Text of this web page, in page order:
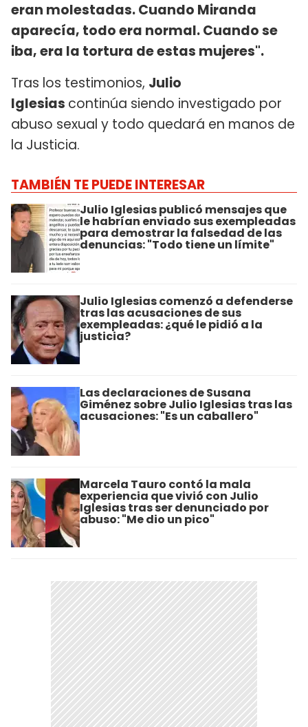
eran molestadas. Cuando Miranda
aparecía, todo era normal. Cuando se
iba, era la tortura de estas mujeres".
Tras los testimonios, Julio
Iglesias continúa siendo investigado por
abuso sexual y todo quedará en manos de
la Justicia.
TAMBIÉN TE PUEDE INTERESAR
Julio Iglesias publicó mensajes que
le habrían enviado sus exempleadas
para demostrar la falsedad de las
denuncias: "Todo tiene un límite"
Julio Iglesias comenzó a defenderse
tras las acusaciones de sus
exempleadas: ¿qué le pidió a la
justicia?
Las declaraciones de Susana
Giménez sobre Julio Iglesias tras las
acusaciones: "Es un caballero"
Marcela Tauro contó la mala
experiencia que vivió con Julio
Iglesias tras ser denunciado por
abuso: "Me dio un pico"